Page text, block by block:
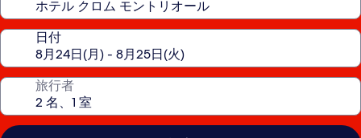
日付
旅行者